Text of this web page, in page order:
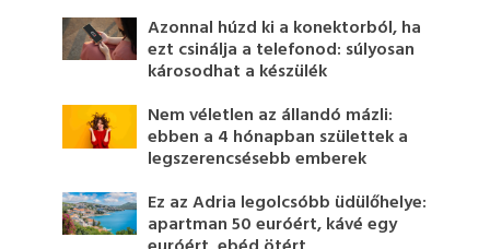
Azonnal húzd ki a konektorból, ha
ezt csinálja a telefonod: súlyosan
károsodhat a készülék
Nem véletlen az állandó mázli:
ebben a 4 hónapban születtek a
legszerencsésebb emberek
Ez az Adria legolcsóbb üdülőhelye:
apartman 50 euróért, kávé egy